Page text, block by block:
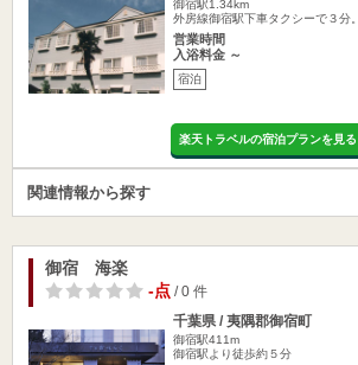
御宿駅1.34km
外房線御宿駅下車タクシーで３分。
営業時間
入浴料金 ～
宿泊
楽天トラベルの宿泊プランを見る
関連情報から探す
御宿 海楽
-点/ 0 件
千葉県 / 夷隅郡御宿町
御宿駅411m
御宿駅より徒歩約５分